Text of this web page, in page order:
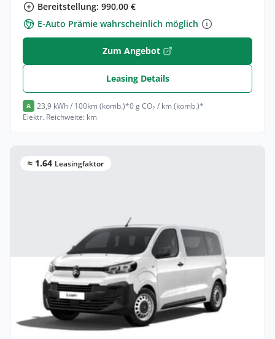
Bereitstellung: 990,00 €
E-Auto Prämie wahrscheinlich möglich
Zum Angebot
Leasing Details
A 23,9 kWh / 100km (komb.)*0 g CO₂ / km (komb.)*
Elektr. Reichweite: km
≈ 1.64 Leasingfaktor
Gewerbe & Privat
Citroën Jumpy Kombi Kombi (Länge M)
Elektro •Automatik •
Neuwagen(konfigurierbar)